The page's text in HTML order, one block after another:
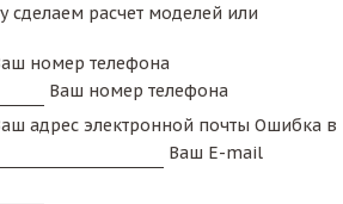
сделаем расчет моделей или
номер телефона
Ваш номер телефона
адрес электронной почты Ошибка в
Ваш E-mail